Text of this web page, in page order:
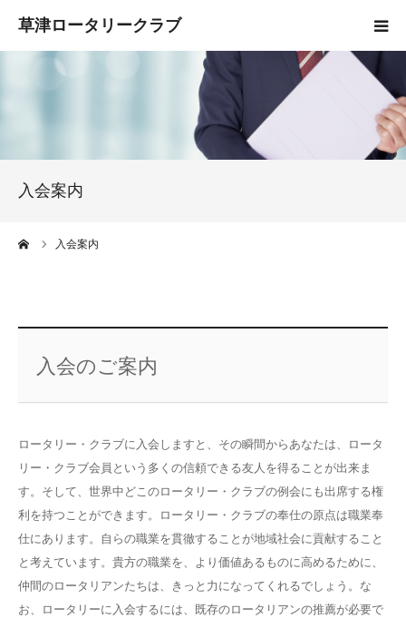
入会案内
入会案内
入会のご案内
ロータリー・クラブに入会しますと、その瞬間からあなたは、ロータ
リー・クラブ会員という多くの信頼できる友人を得ることが出来ま
す。そして、世界中どこのロータリー・クラブの例会にも出席する権
利を持つことができます。ロータリー・クラブの奉仕の原点は職業奉
仕にあります。自らの職業を貫徹することが地域社会に貢献すること
と考えています。貴方の職業を、より価値あるものに高めるために、
仲間のロータリアンたちは、きっと力になってくれるでしょう。な
お、ロータリーに入会するには、既存のロータリアンの推薦が必要で
HOME
入会案内